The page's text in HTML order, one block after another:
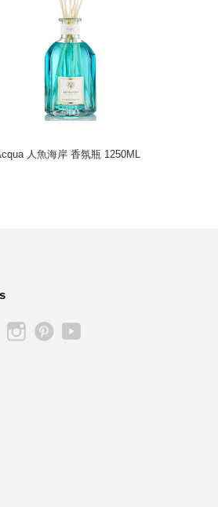
人魚海岸 香氛瓶 1250ML